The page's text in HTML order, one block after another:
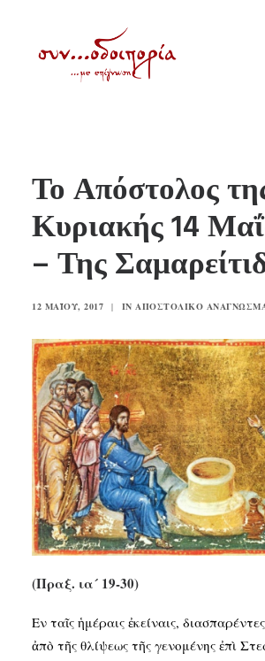
ΘΕΜΑΤΟΛΟΓΙΑ
ΑΝΑΚΟΙΝΩΣΕΙΣ
ΕΝΟΡΙΑ ΕΝ ΔΡΑΣΕΙ
ΕΥΑΓΓΕΛΙΣΤΡΙΑ ΠΕΙΡΑΙΏΣ
ΠΑΛΑΙΑ ΣΥΝΟΔΟΙΠΟΡΙΑ
ΕΠΙΚΟΙΝΩΝΙΑ
SEARCH
Το Απόστολος
Κυριακής 14
– Της
12 ΜΑΪ́ΟΥ, 2017 | IN ΑΠΟΣΤΟΛΙΚΌ
(Πραξ. ια´ 19-30)
Εν ταῖς ἡμέραις ἐκείναις,
ἀπὸ τῆς θλίψεως τῆς γενομένης ἐπὶ